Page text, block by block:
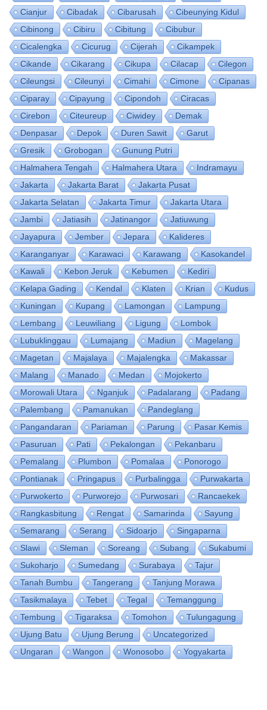
Cianjur
Cibadak Cibarusah
Cibeunying Kidul
Cibinong
Cibiru Cibitung
Cibubur
Cicalengka
Cicurug Cijerah
Cikampek
Cikande
Cikarang Cikupa Cilacap
Cilegon
Cileungsi
Cileunyi Cimahi Cimone
Cipanas
Ciparay
Cipayung Cipondoh
Ciracas
Cirebon
Citeureup Ciwidey
Demak
Denpasar
Depok Duren Sawit
Garut
Gresik
Grobogan
Gunung Putri
Halmahera Tengah
Halmahera Utara
Indramayu
Jakarta
Jakarta Barat
Jakarta Pusat
Jakarta Selatan
Jakarta Timur
Jakarta Utara
Jambi
Jatiasih Jatinangor
Jatiuwung
Jayapura
Jember Jepara
Kalideres
Karanganyar
Karawaci Karawang
Kasokandel
Kawali
Kebon Jeruk Kebumen
Kediri
Kelapa Gading
Kendal Klaten Krian
Kudus
Kuningan
Kupang Lamongan
Lampung
Lembang
Leuwiliang Ligung
Lombok
Lubuklinggau
Lumajang Madiun
Magelang
Magetan
Majalaya Majalengka
Makassar
Malang
Manado Medan
Mojokerto
Morowali Utara
Nganjuk Padalarang
Padang
Palembang
Pamanukan
Pandeglang
Pangandaran
Pariaman Parung
Pasar Kemis
Pasuruan
Pati Pekalongan
Pekanbaru
Pemalang
Plumbon Pomalaa
Ponorogo
Pontianak
Pringapus Purbalingga
Purwakarta
Purwokerto
Purworejo Purwosari
Rancaekek
Rangkasbitung
Rengat Samarinda
Sayung
Semarang
Serang Sidoarjo
Singaparna
Slawi
Sleman Soreang Subang
Sukabumi
Sukoharjo
Sumedang Surabaya
Tajur
Tanah Bumbu
Tangerang
Tanjung Morawa
Tasikmalaya
Tebet Tegal
Temanggung
Tembung
Tigaraksa Tomohon
Tulungagung
Ujung Batu
Ujung Berung
Uncategorized
Ungaran
Wangon Wonosobo Yogyakarta